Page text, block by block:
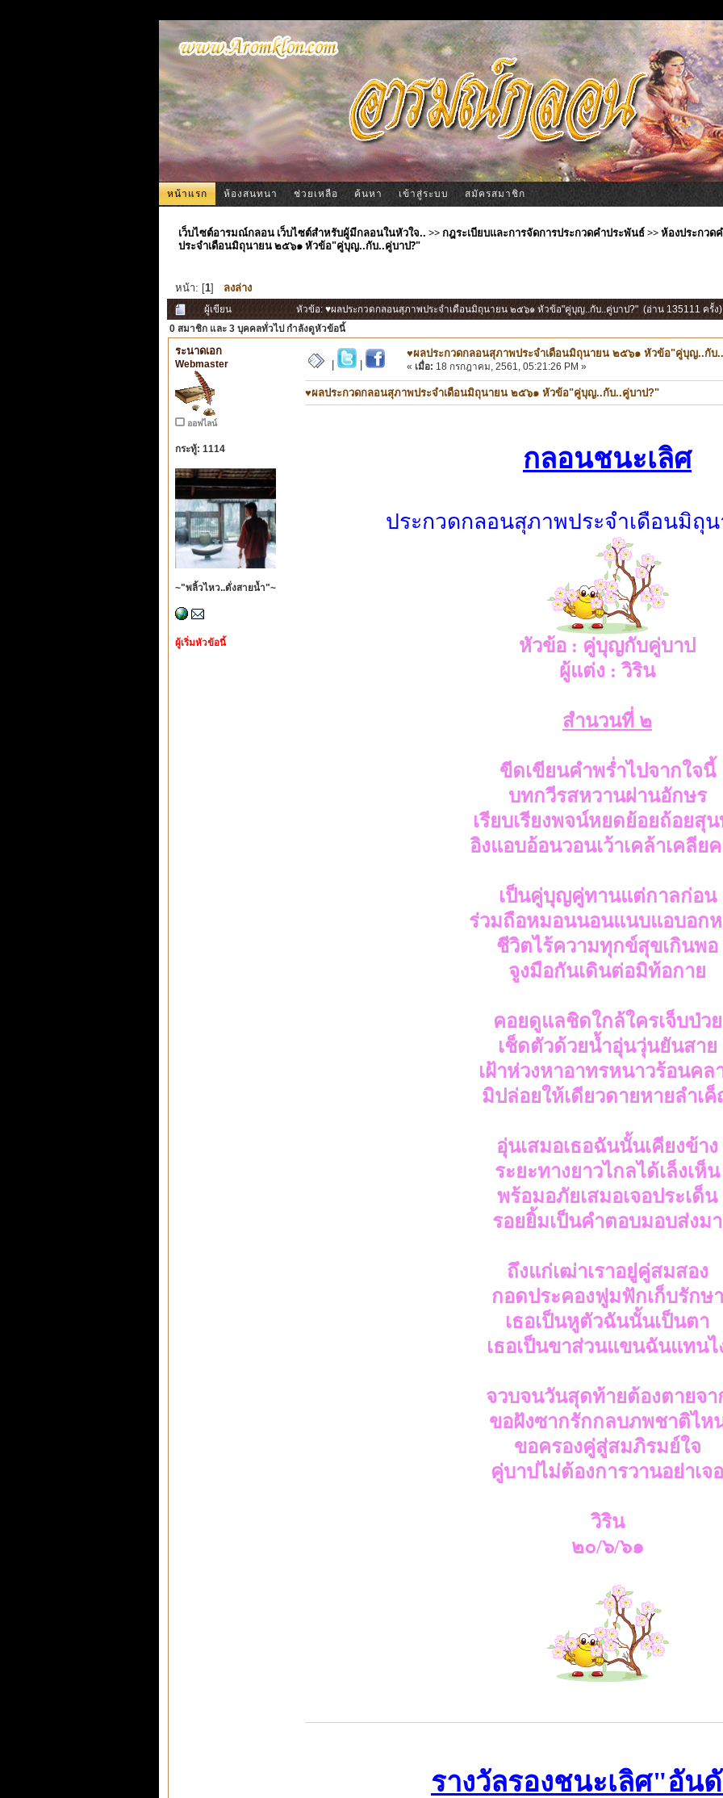
หน้าแรก ห้องสนทนา ช่วยเหลือ ค้นหา เข้าสู่ระบบ สมัครสมาชิก
เว็บไซต์อารมณ์กลอน เว็บไซต์สำหรับผู้มีกลอนในหัวใจ.. >>กฎระเบียบและการจัดการประกวดคำประพันธ์>>ห้องประกวด
ประจำเดือนมิถุนายน ๒๕๖๑ หัวข้อ"คู่บุญ..กับ..คู่บาป?"
หน้า: [1] ลงล่าง
ผู้เขียน
หัวข้อ: ♥ผลประกวดกลอนสุภาพประจำเดือนมิถุนายน ๒๕๖๑ หัวข้อ"คู่บุญ..กับ..คู่บาป?" (อ่าน 135111 ครั้ง)
0 สมาชิก และ 3 บุคคลทั่วไป กำลังดูหัวข้อนี้
ระนาดเอก
Webmaster
ออฟไลน์
กระทู้: 1114
~"พลิ้วไหว..ดั่งสายน้ำ"~
ผู้เริ่มหัวข้อนี้
♥ผลประกวดกลอนสุภาพประจำเดือนมิถุนายน ๒๕๖๑ หัวข้อ"คู่บุญ..กับ
« เมื่อ: 18 กรกฎาคม, 2561, 05:21:26 PM »
♥ผลประกวดกลอนสุภาพประจำเดือนมิถุนายน ๒๕๖๑ หัวข้อ"คู่บุญ..กับ..คู่บาป?"
กลอนชนะเลิศ
ประกวดกลอนสุภาพประจำเดือนมิถุ
หัวข้อ : คู่บุญกับคู่บาป
ผู้แต่ง : วิริน
สำนวนที่ ๒
ขีดเขียนคำพร่ำไปจากใจนี้
บทกวีรสหวานผ่านอักษร
เรียบเรียงพจน์หยดย้อยถ้อยสุ
อิงแอบอ้อนวอนเว้าเคล้าเคลีย
เป็นคู่บุญคู่ทานแต่กาลก่อน
ร่วมถือหมอนนอนแนบแอบอก
ชีวิตไร้ความทุกข์สุขเกินพอ
จูงมือกันเดินต่อมิท้อกาย
คอยดูแลชิดใกล้ใครเจ็บป่วย
เช็ดตัวด้วยน้ำอุ่นวุ่นยันสาย
เฝ้าห่วงหาอาทรหนาวร้อนคล
มิปล่อยให้เดียวดายหายลำเ
อุ่นเสมอเธอฉันนั้นเคียงข้าง
ระยะทางยาวไกลได้เล็งเห็น
พร้อมอภัยเสมอเจอประเด็น
รอยยิ้มเป็นคำตอบมอบส่งมา
ถึงแก่เฒ่าเราอยู่คู่สมสอง
กอดประคองฟูมฟักเก็บรักษา
เธอเป็นหูตัวฉันนั้นเป็นตา
เธอเป็นขาส่วนแขนฉันแทนไ
จวบจนวันสุดท้ายต้องตายจา
ขอฝังซากรักกลบภพชาติไห
ขอครองคู่สู่สมภิรมย์ใจ
คู่บาปไม่ต้องการวานอย่าเจอ
วิริน
๒๐/๖/๖๑
รางวัลรองชนะเลิศ"อัน